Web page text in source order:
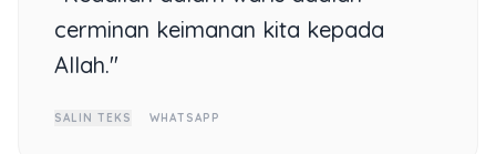
cerminan keimanan kita kepada
Allah."
SALIN TEKS WHATSAPP